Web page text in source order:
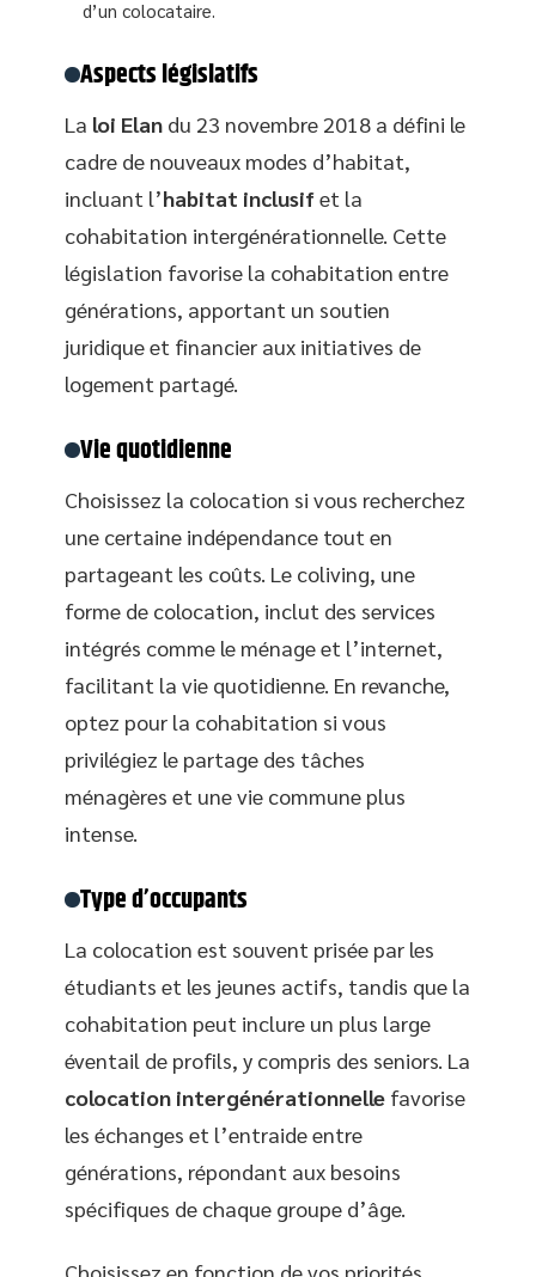
d’un colocataire.
Aspects législatifs
La loi Elan du 23 novembre 2018 a défini le
cadre de nouveaux modes d’habitat,
incluant l’habitat inclusifet la
cohabitation intergénérationnelle. Cette
législation favorise la cohabitation entre
générations, apportant un soutien
juridique et financier aux initiatives de
logement partagé.
Vie quotidienne
Choisissez la colocation si vous recherchez
une certaine indépendance tout en
partageant les coûts. Le coliving, une
forme de colocation, inclut des services
intégrés comme le ménage et l’internet,
facilitant la vie quotidienne. En revanche,
optez pour la cohabitation si vous
privilégiez le partage des tâches
ménagères et une vie commune plus
intense.
Type d’occupants
La colocation est souvent prisée par les
étudiants et les jeunes actifs, tandis que la
cohabitation peut inclure un plus large
éventail de profils, y compris des seniors. La
colocation intergénérationnelle favorise
les échanges et l’entraide entre
générations, répondant aux besoins
spécifiques de chaque groupe d’âge.